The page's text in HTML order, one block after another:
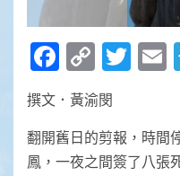
Copy
Link
撰文．黃渝閔
翻開舊日的剪報，時間
鳳，一夜之間簽了八張